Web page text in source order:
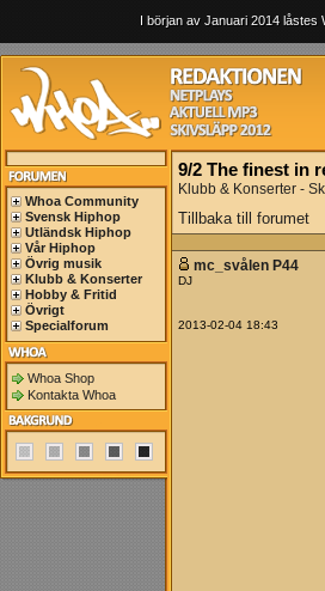
I början av Januari 2014 låstes
Whoa Community
Svensk Hiphop
Utländsk Hiphop
Vår Hiphop
Övrig musik
Klubb & Konserter
Hobby & Fritid
Övrigt
Specialforum
Whoa Shop
Kontakta Whoa
9/2 The finest in
Klubb & Konserter -
Tillbaka till forumet
mc_svålen P44
DJ
2013-02-04 18:43